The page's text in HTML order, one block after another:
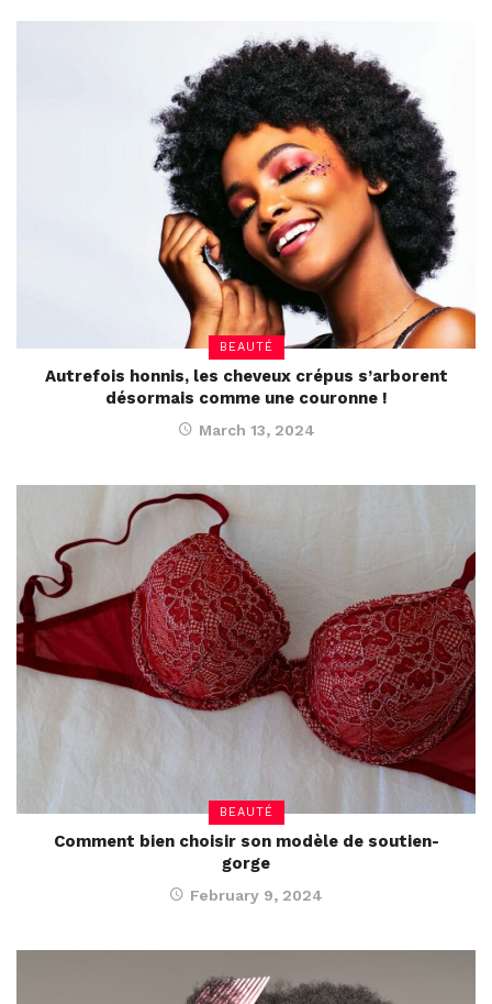
BEAUTÉ
Autrefois honnis, les cheveux crépus s’arborent
désormais comme une couronne !
March 13, 2024
BEAUTÉ
Comment bien choisir son modèle de soutien-
gorge
February 9, 2024